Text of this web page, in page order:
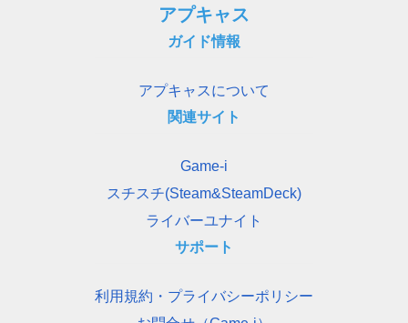
アプキャス
ガイド情報
アプキャスについて
関連サイト
Game-i
スチスチ(Steam&SteamDeck)
ライバーユナイト
サポート
利用規約・プライバシーポリシー